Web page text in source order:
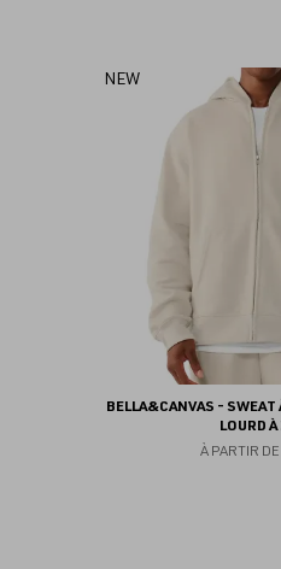
NEW
BELLA&CANVAS - SWEAT
LOURD
À PARTIR DE